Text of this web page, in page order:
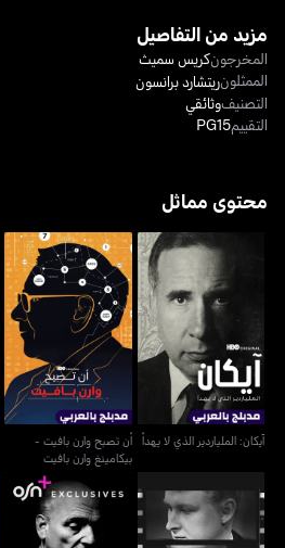
مزيد من التفاصيل
المخرجونكريس سميث
الممثلونريتشارد برانسون
التصنيفوثائقي
التقييمPG15
محتوى مماثل
آيكان: الملياردير الذي لا يهدأ
آيكان: الملياردير الذي لا يهدأ
أن تصبح وارن بافيت -
بيكامينغ وارن بافيت
أن تصبح وارن بافيت -
بيكامينغ وارن بافيت